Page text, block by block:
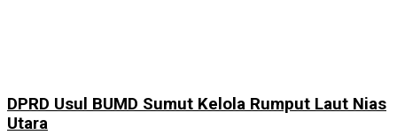
DPRD Usul BUMD Sumut Kelola Rumput Laut Nias
Utara